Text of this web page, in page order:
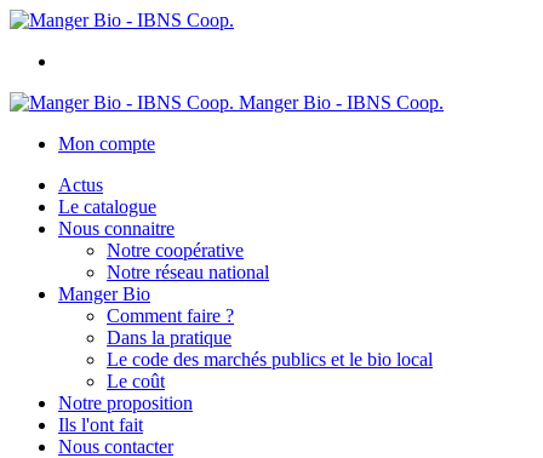
Manger Bio - IBNS Coop.
Mon compte
Actus
Le catalogue
Nous connaitre
Notre coopérative
Notre réseau national
Manger Bio
Comment faire ?
Dans la pratique
Le code des marchés publics et le bio local
Le coût
Notre proposition
Ils l'ont fait
Nous contacter